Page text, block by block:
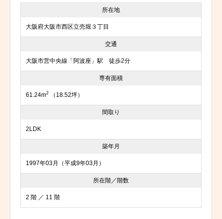
所在地
大阪府大阪市西区立売堀３丁目
交通
大阪市営中央線「阿波座」駅 徒歩2分
専有面積
61.24m2 （18.52坪）
間取り
2LDK
築年月
1997年03月（平成9年03月）
所在階／階数
2 階 ／ 11 階